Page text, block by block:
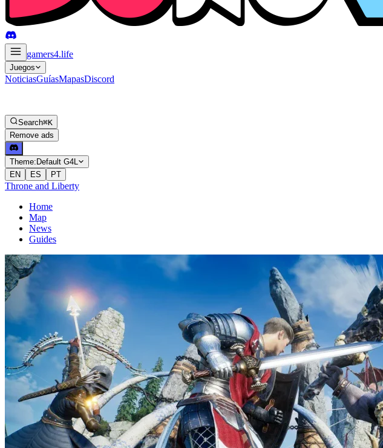
gamers4.life
Juegos
NoticiasGuíasMapasDiscord
Search⌘K
Remove ads
Theme: Default G4L
EN
ES PT
Throne and Liberty
Home
Map
News
Guides